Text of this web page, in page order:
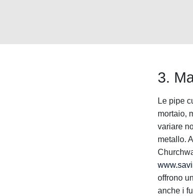
3.
Le pipe
mortaio,
variare
metallo.
offrono
anche i